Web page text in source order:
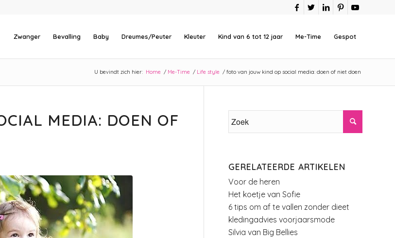
Zwanger Bevalling Baby Dreumes/Peuter Kleuter Kind van 6 tot 12 jaar Me-Time Gespot
U bevindt zich hier: Home / Me-Time / Life style / foto van jouw kind op social media: doen of niet doen
MEDIA: DOEN OF
GERELATEERDE ARTIKELEN
Voor de heren
Het koetje van Sofie
6 tips om af te vallen zonder dieet
kledingadvies voorjaarsmode
Silvia van Big Bellies